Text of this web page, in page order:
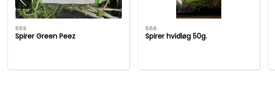
889
Spirer Green Peez
888
Spirer hvidløg 50g.